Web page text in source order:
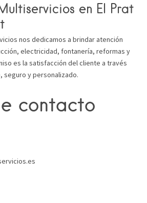
en El Prat
nos dedicamos a brindar atención
electricidad, fontanería, reformas y
es la satisfacción del cliente a través
seguro y personalizado.
contacto